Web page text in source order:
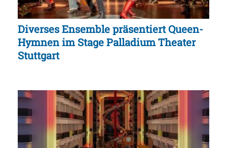
Diverses Ensemble präsentiert Queen-
Hymnen im Stage Palladium Theater
Stuttgart